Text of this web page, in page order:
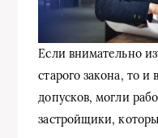
Если внимательно
старого закона, то и
допусков, могли
застройщики,